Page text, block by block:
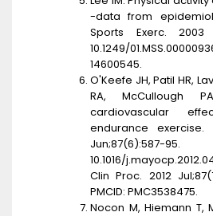
-data from
Sports Exerc. 2003
10.1249/
14600545.
O'Keefe JH, Patil HR,
RA, McCullough
cardiovascular
endurance
10.1016/
Clin Proc. 2012
PMCID: PMC3538475.
Nocon M, Hiemann T,